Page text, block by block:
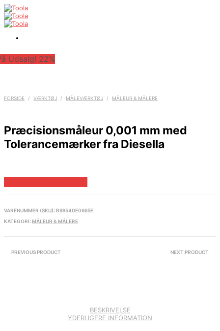
Udsalg! 22%
FORSIDE / VÆRKTØJ / MÅLEVÆRKTØJ / MÅLEUR & MÅLERE
Præcisionsmåleur 0,001 mm med
Tolerancemærker fra Diesella
VARENUMMER (SKU): B98540E0665E
KATEGORI: MÅLEUR & MÅLERE
PREVIOUS PRODUCT NEXT PRODUCT
BESKRIVELSE
YDERLIGERE INFORMATION